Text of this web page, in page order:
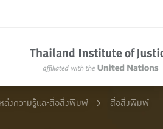
ล่งความรู้และสื่อสิ่งพิมพ์ สื่อสิ่งพิมพ์